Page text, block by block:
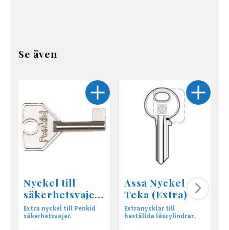
Se även
Nyckel till
säkerhetsvajer
Penkid
Extra nyckel till Penkid
säkerhetsvajer.
Assa Nyckel
Teka (Extra)
Extranycklar till
beställda låscylindrar.